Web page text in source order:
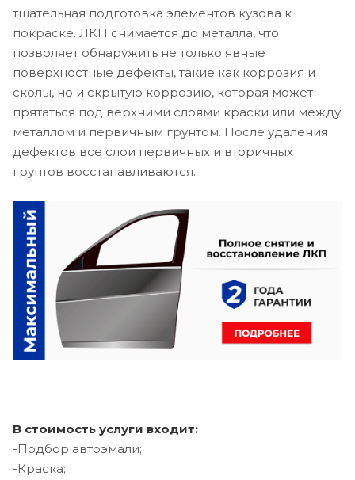
тщательная подготовка элементов кузова к
покраске. ЛКП снимается до металла, что
позволяет обнаружить не только явные
поверхностные дефекты, такие как коррозия и
сколы, но и скрытую коррозию, которая может
прятаться под верхними слоями краски или между
металлом и первичным грунтом. После удаления
дефектов все слои первичных и вторичных
грунтов восстанавливаются.
В стоимость услуги входит:
-Подбор автоэмали;
-Краска;